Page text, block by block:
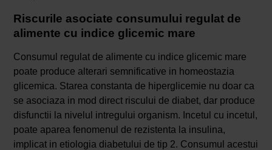
Riscurile asociate consumului regulat de
alimente cu indice glicemic mare
Consumul regulat de alimente cu indice glicemic mare
poate produce alterari semnificative in homeostazia
glicemica. Starea constanta de hiperglicemie nu doar ca
se asociaza in mod direct riscului de diabet, dar produce
disfunctii la nivelul intregului organism. Incetul cu incetul,
poate aparea fenomenul de rezistenta la insulina,
implicat in etiologia diabetului de tip 2. Consumul acestui